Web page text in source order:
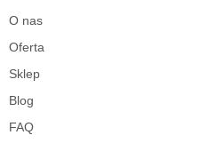
O nas
Oferta
Sklep
Blog
FAQ